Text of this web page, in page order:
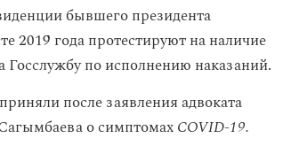
бывшего президента
2019 года протестируют на наличие
Госслужбу по исполнению наказаний.
после заявления адвоката
о симптомахCOVID-19.